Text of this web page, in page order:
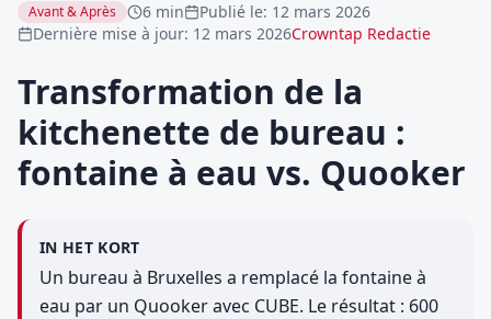
Avant & Après 6 min Publié le: 12 mars 2026
Dernière mise à jour: 12 mars 2026Crowntap Redactie
Transformation de la
kitchenette de bureau :
fontaine à eau vs. Quooker
IN HET KORT
Un bureau à Bruxelles a remplacé la fontaine à
eau par un Quooker avec CUBE. Le résultat : 600